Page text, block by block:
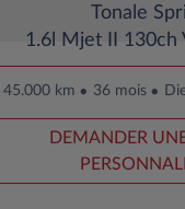
Tonale
1.6l Mjet II 130ch
45.000 km 36 mois
DEMANDER